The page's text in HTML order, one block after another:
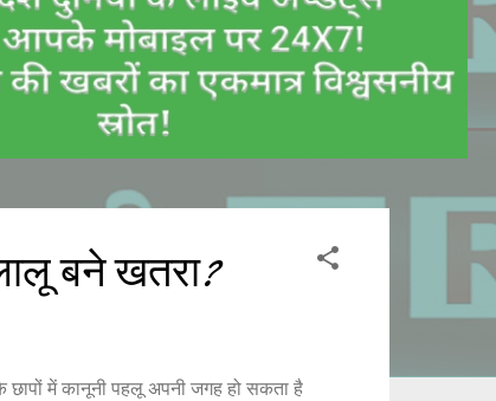
बने खतरा?
में कानूनी पहलू अपनी जगह हो सकता है